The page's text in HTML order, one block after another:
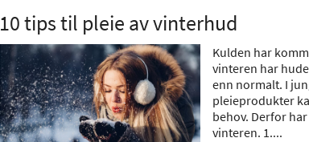
10 tips til pleie av vinterhud
Kulden har
vinteren har
enn normalt. I
pleieprodukter
behov. Derfor
vinteren. 1....